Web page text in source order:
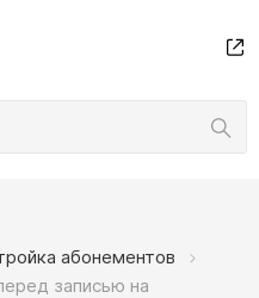
абонементов
записью на